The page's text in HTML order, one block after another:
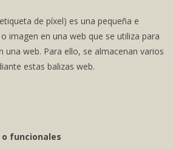
de píxel) es una pequeña e
imagen en una web que se utiliza para
web. Para ello, se almacenan varios
estas balizas web.
funcionales